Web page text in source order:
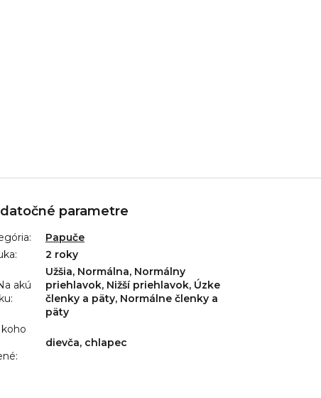
parametre
:
Papuče
: 2 roky
akú
:
Užšia, Normálna, Normálny
priehlavok, Nižší priehlavok, Úzke
členky a päty, Normálne členky a
päty
:
dievča, chlapec